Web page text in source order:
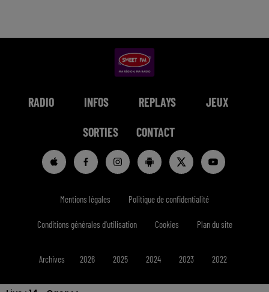
RADIO INFOS REPLAYS JEUX
SORTIES CONTACT
Mentions légales Politique de confidentialité
Conditions générales d'utilisation Cookies Plan du site
Archives 2026 2025 2024 2023 2022